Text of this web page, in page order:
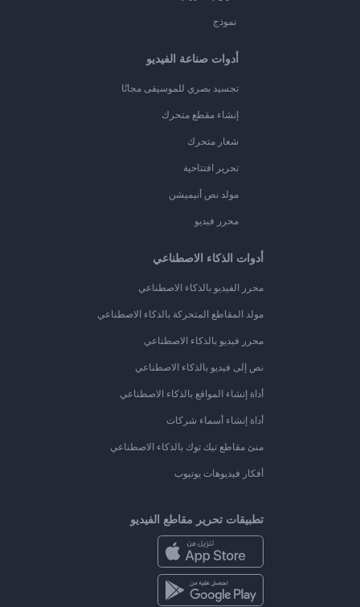
نموذج
أدوات صناعة الفيديو
تجسيد بصري للموسيقى مجانًا
إنشاء مقطع متحرك
شعار متحرك
تحرير افتتاحية
مولد نص أنيميشن
محرر فيديو
أدوات الذكاء الاصطناعي
محرر الفيديو بالذكاء الاصطناعي
مولد المقاطع المتحركة بالذكاء الاصطناعي
محرر فيديو بالذكاء الاصطناعي
نص إلى فيديو بالذكاء الاصطناعي
أداة إنشاء المواقع بالذكاء الاصطناعي
أداة إنشاء أسماء شركات
منئ مقاطع تيك توك بالذكاء الاصطناعي
أفكار فيديوهات يوتيوب
تطبيقات تحرير مقاطع الفيديو